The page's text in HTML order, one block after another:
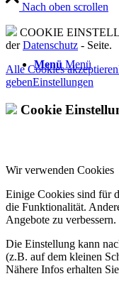
Menü Menü
Nach oben scrollen
COOKIE
derDatenschutz - Seite.
Alle Cookies akzeptieren
gebenEinstellungen
Cookie
Wir verwenden Cookies
Einige Cookies sind für
die Funktionalität.
Angebote zu verbessern.
Die Einstellung kann
(z.B. auf dem kleinen
Nähere Infos erhalten